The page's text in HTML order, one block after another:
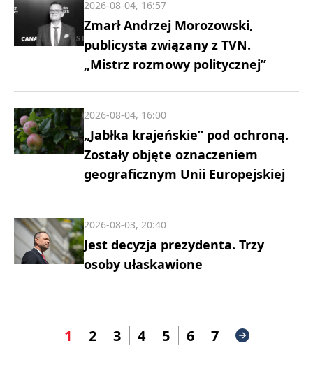
Zmarł Andrzej Morozowski,
publicysta związany z TVN.
„Mistrz rozmowy politycznej”
2026-08-04, 16:57
„Jabłka krajeńskie” pod ochroną.
Zostały objęte oznaczeniem
geograficznym Unii Europejskiej
2026-08-04, 16:00
Jest decyzja prezydenta. Trzy
osoby ułaskawione
2026-08-03, 20:40
1 2 3 4 5 6 7